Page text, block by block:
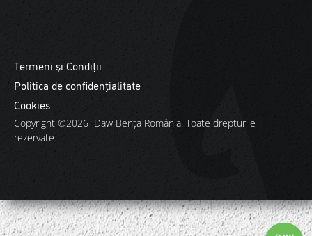
Termeni și Condiții
Politica de confidențialitate
Cookies
Copyright ©2026 Daw Benţa România. Toate drepturile
rezervate.